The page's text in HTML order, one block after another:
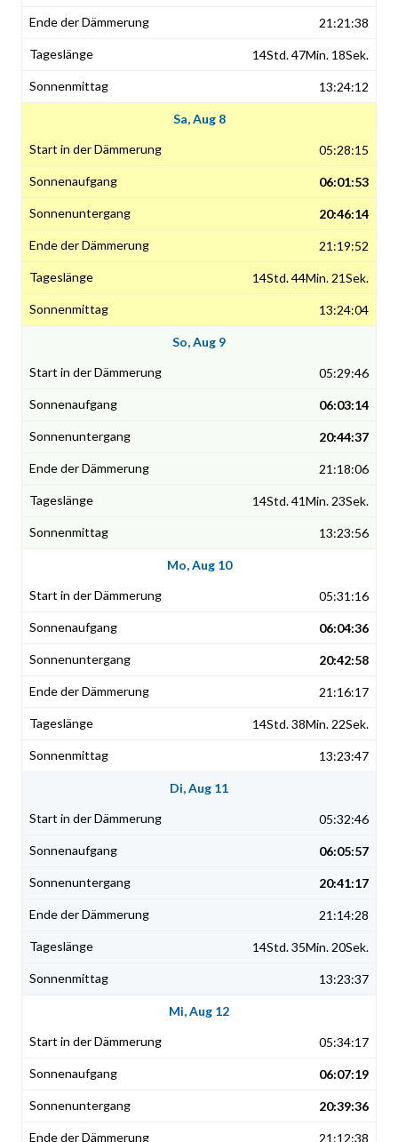
21:21:38
14Std. 47Min. 18Sek.
13:24:12
Sa, Aug 8
05:28:15
06:01:53
20:46:14
21:19:52
14Std. 44Min. 21Sek.
13:24:04
So, Aug 9
05:29:46
06:03:14
20:44:37
21:18:06
14Std. 41Min. 23Sek.
13:23:56
Mo, Aug 10
05:31:16
06:04:36
20:42:58
21:16:17
14Std. 38Min. 22Sek.
13:23:47
Di, Aug 11
05:32:46
06:05:57
20:41:17
21:14:28
14Std. 35Min. 20Sek.
13:23:37
Mi, Aug 12
05:34:17
06:07:19
20:39:36
21:12:38